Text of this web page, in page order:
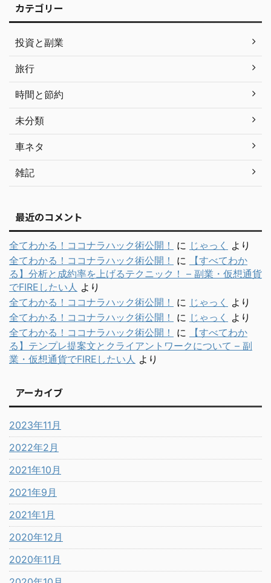
カテゴリー
投資と副業
旅行
時間と節約
未分類
車ネタ
雑記
最近のコメント
全てわかる！ココナラハック術公開！ に じゃっく
より
全てわかる！ココナラハック術公開！
に
【すべてわか
る】分析と成約率を上げるテクニック！ – 副業・仮想通貨
でFIREしたい人 より
全てわかる！ココナラハック術公開！
に じゃっく
より
全てわかる！ココナラハック術公開！
に じゃっく
より
全てわかる！ココナラハック術公開！
に
【すべてわか
る】テンプレ提案文とクライアントワークについて – 副
業・仮想通貨でFIREしたい人 より
アーカイブ
2023年11月
2022年2月
2021年10月
2021年9月
2021年1月
2020年12月
2020年11月